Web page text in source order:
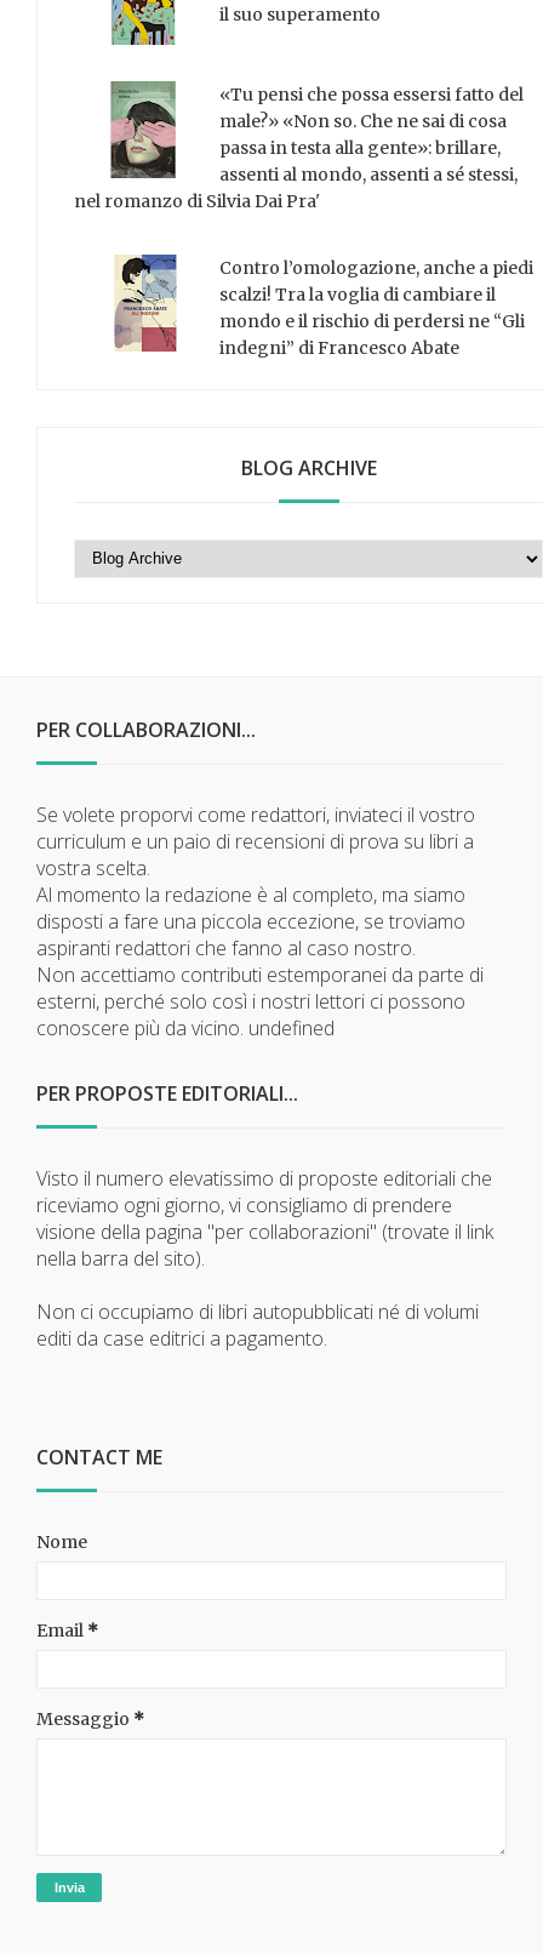
il suo superamento
«Tu pensi che possa essersi fatto del
male?» «Non so. Che ne sai di cosa
passa in testa alla gente»: brillare,
assenti al mondo, assenti a sé stessi,
nel romanzo di Silvia Dai Pra'
Contro l’omologazione, anche a piedi
scalzi! Tra la voglia di cambiare il
mondo e il rischio di perdersi ne “Gli
indegni” di Francesco Abate
BLOG ARCHIVE
PER COLLABORAZIONI...
Se volete proporvi come redattori, inviateci il vostro
curriculum e un paio di recensioni di prova su libri a
vostra scelta.
Al momento la redazione è al completo, ma siamo
disposti a fare una piccola eccezione, se troviamo
aspiranti redattori che fanno al caso nostro.
Non accettiamo contributi estemporanei da parte di
esterni, perché solo così i nostri lettori ci possono
conoscere più da vicino. undefined
PER PROPOSTE EDITORIALI...
Visto il numero elevatissimo di proposte editoriali che
riceviamo ogni giorno, vi consigliamo di prendere
visione della pagina "per collaborazioni" (trovate il link
nella barra del sito).
Non ci occupiamo di libri autopubblicati né di volumi
editi da case editrici a pagamento.
CONTACT ME
Nome
Email *
Messaggio *